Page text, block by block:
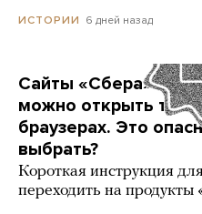
ИСТОРИИ 6 дней назад
Сайты «Сбера» и
можно открыть
браузерах. Это
выбрать?
Короткая инструкция
переходить на продукты